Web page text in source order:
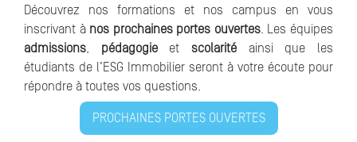
Découvrez nos formations et nos campus en vous
inscrivant ànos prochaines portes ouvertes. Les équipes
admissions, pédagogieetscolarité ainsi que les
étudiants de l’ESG Immobilier seront à votre écoute pour
répondre à toutes vos questions.
PROCHAINES PORTES OUVERTES